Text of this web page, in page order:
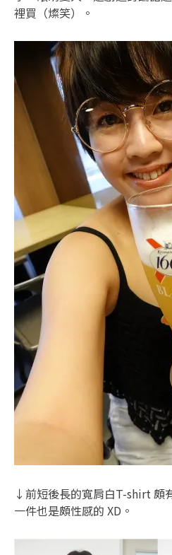
裡買（燦笑）。
↓前短後長的寬肩白T-shirt 頗
一件也是頗性感的 XD。